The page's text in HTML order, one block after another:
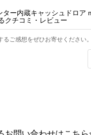
ター内蔵キャッシュドロア
クチコミ・レビュー
るご感想をぜひお寄せください。